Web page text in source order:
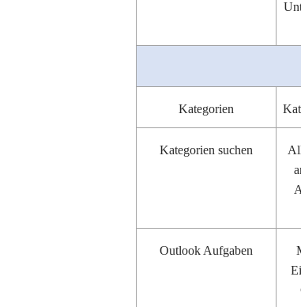
Kategorien
Kategorien suchen
Outlook Aufgaben